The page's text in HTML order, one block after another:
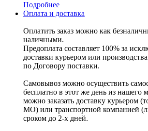
Подробнее
Оплата и доставка
Оплатить заказ можно как
наличными.
Предоплата составляет 100% за
доставки курьером или
по Договору поставки.
Самовывоз можно осуществить
бесплатно в этот же день из нашего
можно заказать доставку курьером
МО) или транспортной компанией
сроком до 2-х дней.